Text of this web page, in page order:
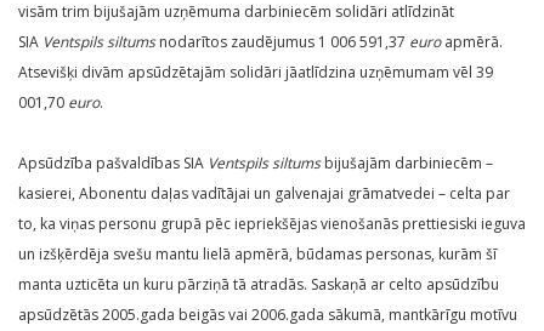
visām trim bijušajām uzņēmuma darbiniecēm solidāri atlīdzināt
SIA Ventspils siltumsnodarītos zaudējumus 1 006 591,37 euroapmērā.
Atsevišķi divām apsūdzētajām solidāri jāatlīdzina uzņēmumam vēl 39
001,70 euro.
Apsūdzība pašvaldības SIA Ventspils siltumsbijušajām darbiniecēm –
kasierei, Abonentu daļas vadītājai un galvenajai grāmatvedei – celta par
to, ka viņas personu grupā pēc iepriekšējas vienošanās prettiesiski ieguva
un izšķērdēja svešu mantu lielā apmērā, būdamas personas, kurām šī
manta uzticēta un kuru pārziņā tā atradās. Saskaņā ar celto apsūdzību
apsūdzētās 2005.gada beigās vai 2006.gada sākumā, mantkārīgu motīvu